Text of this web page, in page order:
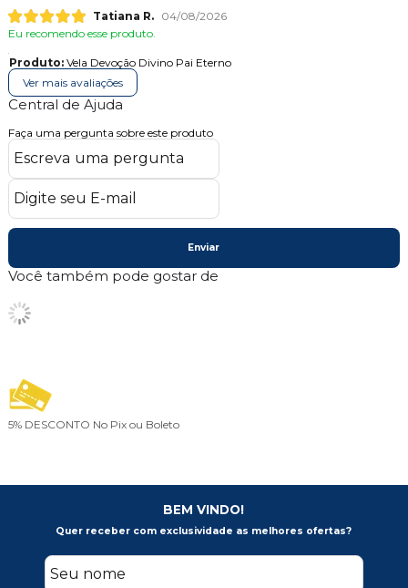
Tatiana R.
04/08/2026
Eu recomendo esse produto.
Produto:Vela Devoção Divino Pai Eterno
Ver mais avaliações
Central de Ajuda
Faça uma pergunta sobre este produto
Enviar
Você também pode gostar de
5% DESCONTO No Pix ou Boleto
BEM VINDO!
Quer receber com exclusividade as melhores ofertas?